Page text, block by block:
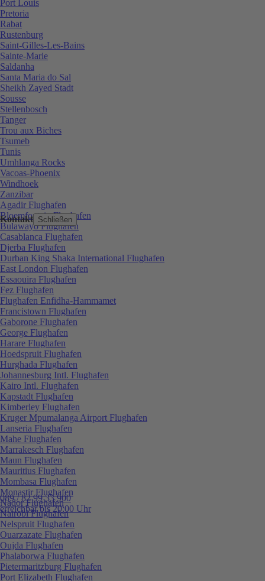
Kontakt Schließen
089 / 82 99 33 900
erreichbar bis 20:00 Uhr
Port Louis
Pretoria
Rabat
Rustenburg
Saint-Gilles-Les-Bains
Sainte-Marie
Saldanha
Santa Maria do Sal
Sheikh Zayed Stadt
Sousse
Stellenbosch
Tanger
Trou aux Biches
Tsumeb
Tunis
Umhlanga Rocks
Vacoas-Phoenix
Windhoek
Zanzibar
Agadir Flughafen
Bloemfontein Flughafen
Bulawayo Flughafen
Casablanca Flughafen
Djerba Flughafen
Durban King Shaka International Flughafen
East London Flughafen
Essaouira Flughafen
Fez Flughafen
Flughafen Enfidha-Hammamet
Francistown Flughafen
Gaborone Flughafen
George Flughafen
Harare Flughafen
Hoedspruit Flughafen
Hurghada Flughafen
Johannesburg Intl. Flughafen
Kairo Intl. Flughafen
Kapstadt Flughafen
Kimberley Flughafen
Kruger Mpumalanga Airport Flughafen
Lanseria Flughafen
Mahe Flughafen
Marrakesch Flughafen
Maun Flughafen
Mauritius Flughafen
Mombasa Flughafen
Monastir Flughafen
Nador Flughafen
Nairobi Flughafen
Nelspruit Flughafen
Ouarzazate Flughafen
Oujda Flughafen
Phalaborwa Flughafen
Pietermaritzburg Flughafen
Port Elizabeth Flughafen